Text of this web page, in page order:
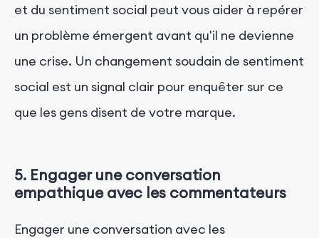
et du sentiment social peut vous aider à repérer
un problème émergent avant qu'il ne devienne
une crise. Un changement soudain de sentiment
social est un signal clair pour enquêter sur ce
que les gens disent de votre marque.
5. Engager une conversation
empathique avec les commentateurs
Engager une conversation avec les